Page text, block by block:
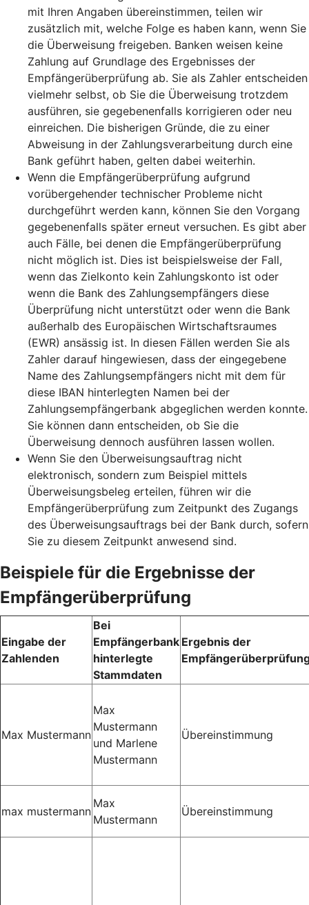
mit Ihren Angaben übereinstimmen, teilen wir
zusätzlich mit, welche Folge es haben kann, wenn Sie
die Überweisung freigeben. Banken weisen keine
Zahlung auf Grundlage des Ergebnisses der
Empfängerüberprüfung ab. Sie als Zahler entscheiden
vielmehr selbst, ob Sie die Überweisung trotzdem
ausführen, sie gegebenenfalls korrigieren oder neu
einreichen. Die bisherigen Gründe, die zu einer
Abweisung in der Zahlungsverarbeitung durch eine
Bank geführt haben, gelten dabei weiterhin.
Wenn die Empfängerüberprüfung aufgrund
vorübergehender technischer Probleme nicht
durchgeführt werden kann, können Sie den Vorgang
gegebenenfalls später erneut versuchen. Es gibt aber
auch Fälle, bei denen die Empfängerüberprüfung
nicht möglich ist. Dies ist beispielsweise der Fall,
wenn das Zielkonto kein Zahlungskonto ist oder
wenn die Bank des Zahlungsempfängers diese
Überprüfung nicht unterstützt oder wenn die Bank
außerhalb des Europäischen Wirtschaftsraumes
(EWR) ansässig ist. In diesen Fällen werden Sie als
Zahler darauf hingewiesen, dass der eingegebene
Name des Zahlungsempfängers nicht mit dem für
diese IBAN hinterlegten Namen bei der
Zahlungsempfängerbank abgeglichen werden konnte.
Sie können dann entscheiden, ob Sie die
Überweisung dennoch ausführen lassen wollen.
Wenn Sie den Überweisungsauftrag nicht
elektronisch, sondern zum Beispiel mittels
Überweisungsbeleg erteilen, führen wir die
Empfängerüberprüfung zum Zeitpunkt des Zugangs
des Überweisungsauftrags bei der Bank durch, sofern
Sie zu diesem Zeitpunkt anwesend sind.
Beispiele für die Ergebnisse der
Empfängerüberprüfung
Eingabe der
Zahlenden
Bei
Empfängerbank
hinterlegte
Stammdaten
Ergebnis der
Max Mustermann
Max
Mustermann
und Marlene
Mustermann
Übereinstimmung
max mustermann
Max
Mustermann
Übereinstimmung